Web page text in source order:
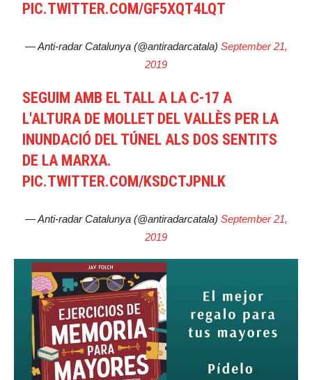
PIC.TWITTER.COM/GF5XQT4LQT
— Anti-radar Catalunya (@antiradarcatala) September 21,
2019
SEGUIM AMB EL TALL A LA C-17 A
L'ALTURA DE MOLLET DEL VALLÈS PER LA
INUNDACIÓ DEL TÚNEL ALS DOS SENTITS
DE LA MARXA.
PIC.TWITTER.COM/KSDCTJPNLK
— Anti-radar Catalunya (@antiradarcatala) September 21,
2019